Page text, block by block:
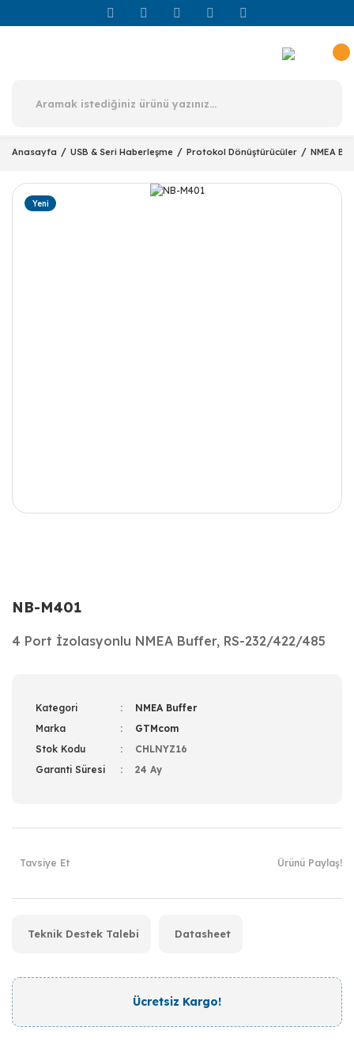
Anasayfa USB & Seri Haberleşme Protokol Dönüştürücüler NMEA
Yeni
NB-M401
4 Port İzolasyonlu NMEA Buffer, RS-232/422/485
Kategori
NMEA Buffer
Marka
GTMcom
Stok Kodu
CHLNYZ16
Garanti Süresi
24 Ay
Tavsiye Et Ürünü Paylaş!
Teknik Destek Talebi Datasheet
Ücretsiz Kargo!